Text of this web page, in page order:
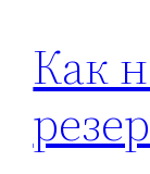
Как